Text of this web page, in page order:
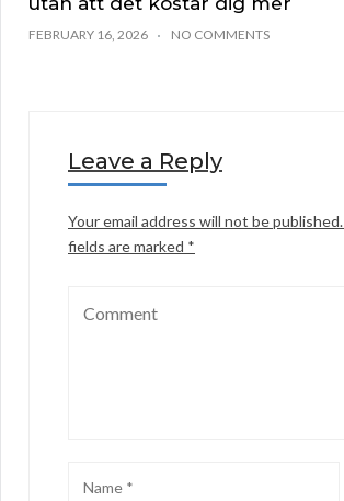
FEBRUARY 16, 2026 NO COMMENTS
Leave a Reply
Your email address will not be published.
fields are marked *